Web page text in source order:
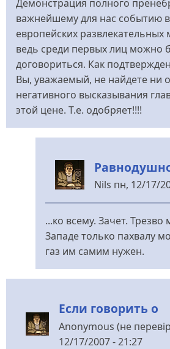
Демонстрация полного
важнейшему для нас событию
европейских
ведь среди первых лиц можно
договориться. Как
Вы, уважаемый, не найдете ни
негативного высказывания
этой цене. Т.е. одобряет!!!!
Nils пн, 12/17/
У
відповідь
сказанному
Равнодушный
к…
(не
...ко всему. Зачет.
Западе только пахвалу
газ им самим нужен.
Если говорить о
Anonymous (не
12/17/2007 - 21:27